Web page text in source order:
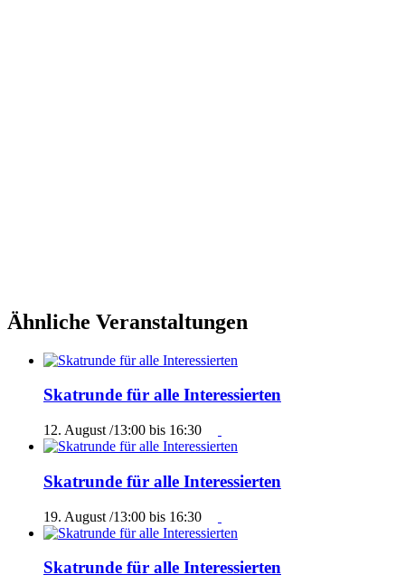
Ähnliche Veranstaltungen
Skatrunde für alle Interessierten
12. August /13:00 bis 16:30
Skatrunde für alle Interessierten
19. August /13:00 bis 16:30
Skatrunde für alle Interessierten